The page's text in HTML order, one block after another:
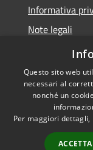
Informativa
Note legali
Dichiarazione
Accessibilità
Questo sito web
necessari al
nonché un
Per maggiori dettagli,